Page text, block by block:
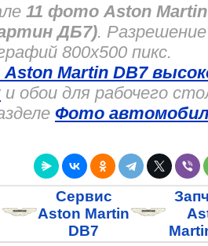
11 фото Aston
ДБ7). Разрешение
800x500 пикс.
Martin DB7
и обои для рабочего
Фото
Сервис
Aston Martin
DB7